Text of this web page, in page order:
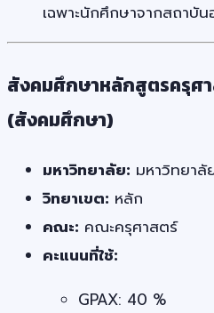
เฉพาะนักศึกษาจากสถาบั
สังคมศึกษาหลักสูตรครุ
(สังคมศึกษา)
มหาวิทยาลัย: มหาวิทยาลั
วิทยาเขต: หลัก
คณะ: คณะครุศาสตร์
คะแนนที่ใช้:
GPAX: 40 %